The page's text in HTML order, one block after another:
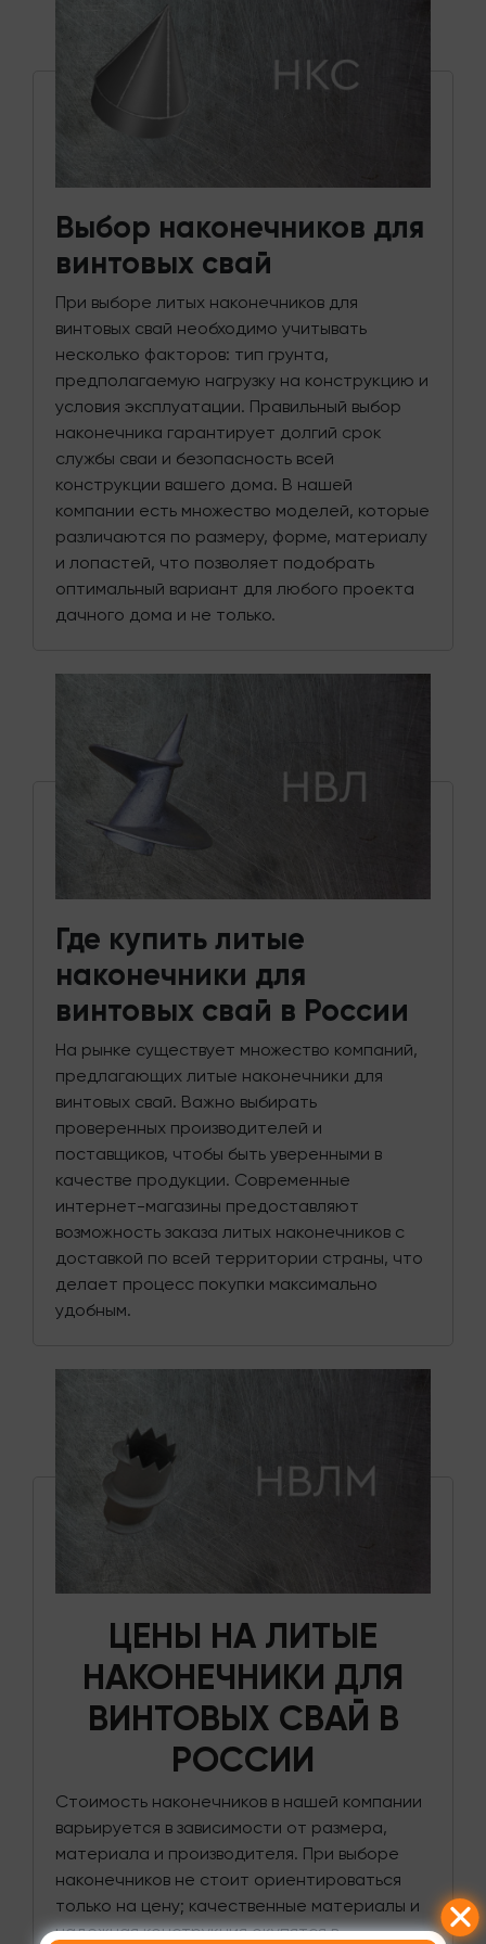
Выбор наконечников для
винтовых свай
При выборе литых наконечников для
винтовых свай необходимо учитывать
несколько факторов: тип грунта,
предполагаемую нагрузку на конструкцию и
условия эксплуатации. Правильный выбор
наконечника гарантирует долгий срок
службы сваи и безопасность всей
конструкции вашего дома. В нашей
компании есть множество моделей, которые
различаются по размеру, форме, материалу
и лопастей, что позволяет подобрать
оптимальный вариант для любого проекта
дачного дома и не только.
Где купить литые
наконечники для
винтовых свай в России
На рынке существует множество компаний,
предлагающих литые наконечники для
винтовых свай. Важно выбирать
проверенных производителей и
поставщиков, чтобы быть уверенными в
качестве продукции. Современные
интернет-магазины предоставляют
возможность заказа литых наконечников с
доставкой по всей территории страны, что
делает процесс покупки максимально
удобным.
ЦЕНЫ НА ЛИТЫЕ
НАКОНЕЧНИКИ ДЛЯ
ВИНТОВЫХ СВАЙ В
РОССИИ
Стоимость наконечников в нашей компании
варьируется в зависимости от размера,
материала и производителя. При выборе
наконечников не стоит ориентироваться
только на цену; качественные материалы и
надежная конструкция окупятся в